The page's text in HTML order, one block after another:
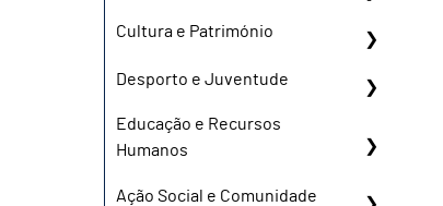
Cultura e Património
Desporto e Juventude
Educação e Recursos
Humanos
Ação Social e Comunidade